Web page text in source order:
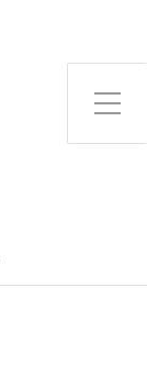
Toggle Side Menu